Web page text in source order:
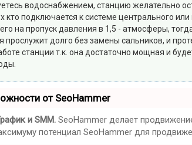
водоснабжением, станцию желательно
подключается к системе центрального
на пропуск давления в 1,5 - атмосферы,
долго без замены сальников, и
станции т.к. она достаточно мощная и
от SeoHammer
и SMM. SeoHammer делает
потенциал SeoHammer для